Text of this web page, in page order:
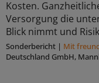
Kosten.
Versorgung die
Blick nimmt und
Sonderbericht | Mit
Deutschland GmbH,